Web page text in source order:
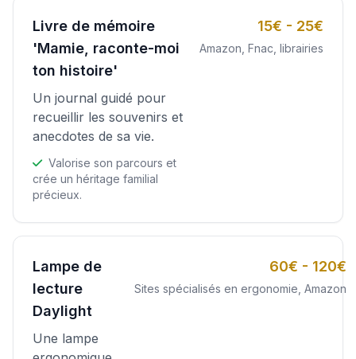
Livre de mémoire
'Mamie, raconte-moi
ton histoire'
Un journal guidé pour
recueillir les souvenirs et
anecdotes de sa vie.
Valorise son parcours et
crée un héritage familial
précieux.
15€ - 25€
Amazon, Fnac, librairies
Lampe de
lecture
Daylight
Une lampe
60€ - 120€
Sites spécialisés en ergonomie, Amazon